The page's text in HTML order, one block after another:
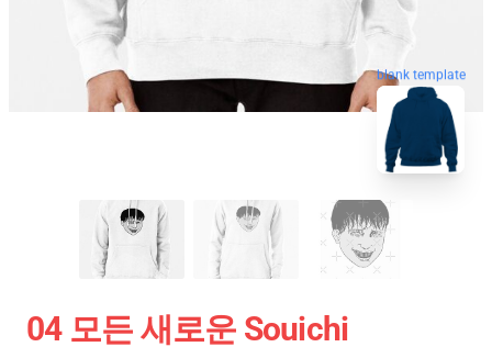
blank template
04 모든 새로운 Souichi